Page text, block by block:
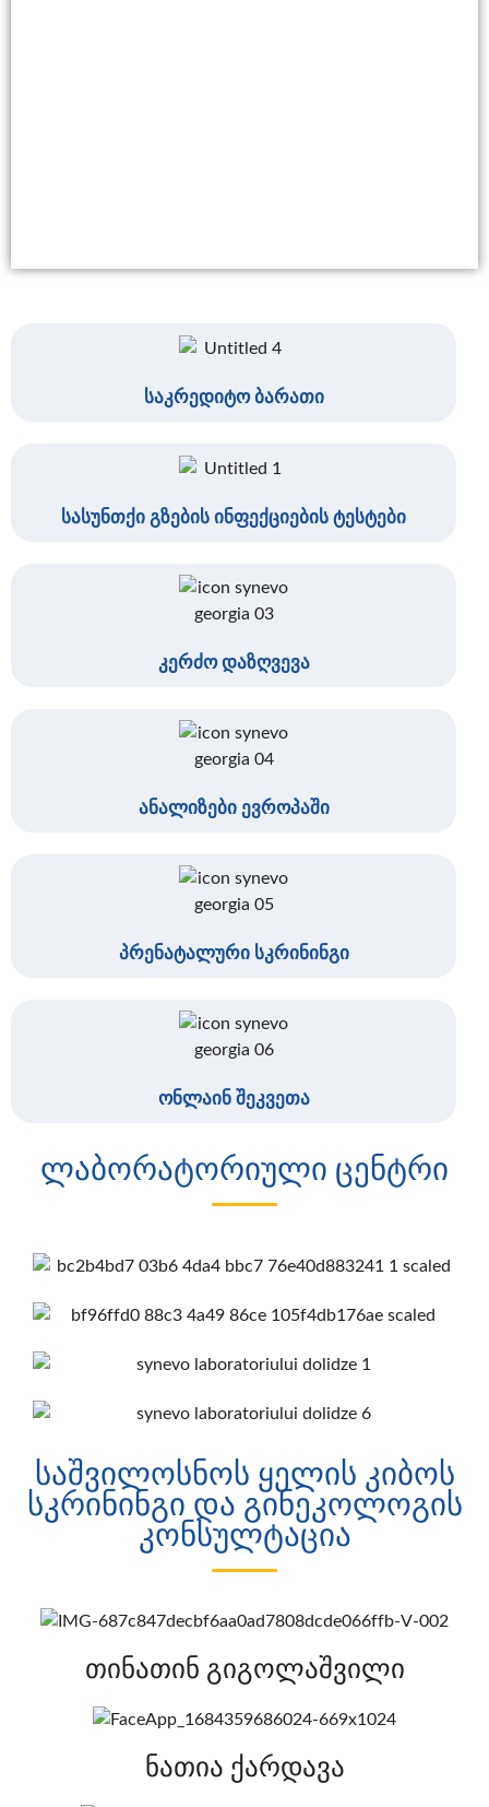
საკრედიტო ბარათი
სასუნთქი გზების ინფექციების ტესტები
კერძო დაზღვევა
ანალიზები ევროპაში
პრენატალური სკრინინგი
ონლაინ შეკვეთა
ლაბორატორიული ცენტრი
საშვილოსნოს ყელის კიბოს
სკრინინგი და გინეკოლოგის
კონსულტაცია
თინათინ გიგოლაშვილი
ნათია ქარდავა